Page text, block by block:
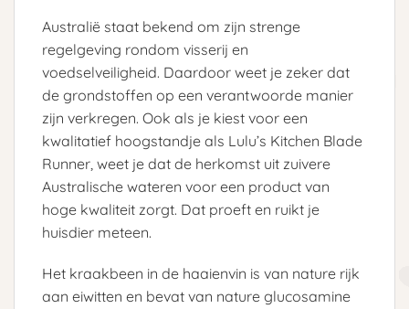
Australië staat bekend om zijn strenge
regelgeving rondom visserij en
voedselveiligheid. Daardoor weet je zeker dat
de grondstoffen op een verantwoorde manier
zijn verkregen. Ook als je kiest voor een
kwalitatief hoogstandje als Lulu’s Kitchen Blade
Runner, weet je dat de herkomst uit zuivere
Australische wateren voor een product van
hoge kwaliteit zorgt. Dat proeft en ruikt je
huisdier meteen.
Het kraakbeen in de haaienvin is van nature rijk
aan eiwitten en bevat van nature glucosamine